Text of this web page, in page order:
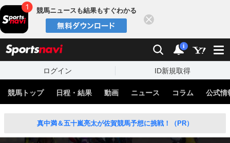
競馬ニュースも結果もすぐわかる
検索 通知
i
ログイン ID新規取得
競馬トップ 日程・結果 動画 ニュース コラム 公式情
真中満＆五十嵐亮太が佐賀競馬予想に挑戦！（PR）